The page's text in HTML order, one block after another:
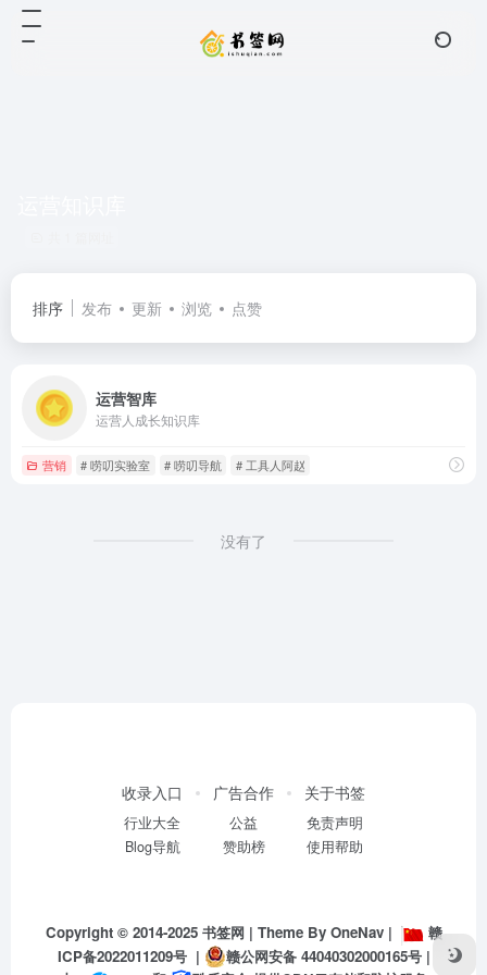
排序 发布 更新 浏览 点赞
运营智库
运营人成长知识库
营销 # 唠叨实验室 # 唠叨导航 # 工具人阿赵
没有了
收录入口
行业大全
Blog导航
广告合作
公益
赞助榜
关于书签
免责声明
使用帮助
Copyright © 2014-2025 书签网 | Theme By OneNav|
赣
ICP备2022011209号| 赣公网安备 44040302000165号|